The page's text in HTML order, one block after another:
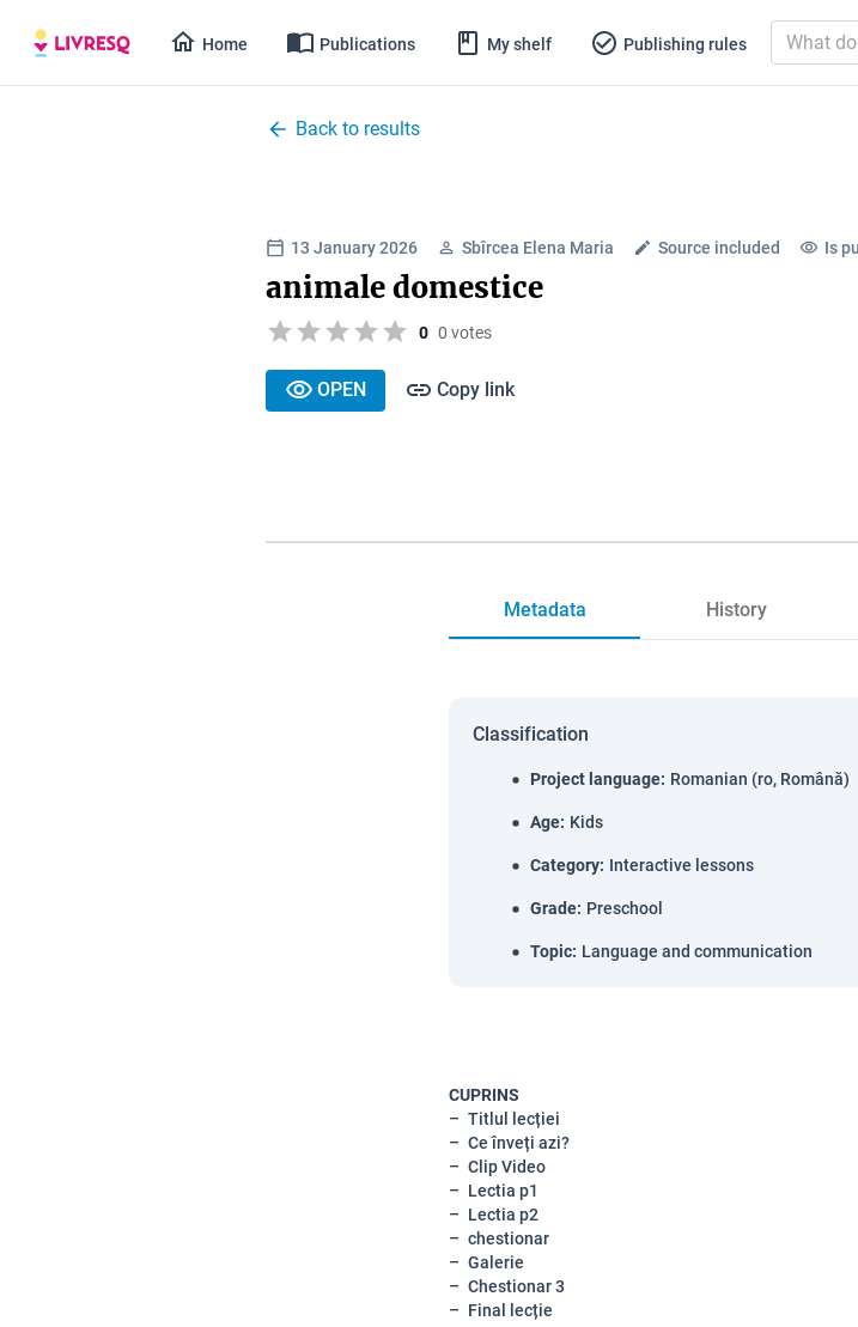
Home Publications My shelf Publishing rules
Back to results
13 January 2026 Sbîrcea Elena Maria Source included Is
animale domestice
0 0 votes
OPEN Copy link
Metadata History
Classification
Project language: Romanian (ro, Română)
Age: Kids
Category: Interactive lessons
Grade: Preschool
Topic: Language and communication
CUPRINS
Titlul lecției
Ce înveți azi?
Clip Video
Lectia p1
Lectia p2
chestionar
Galerie
Chestionar 3
Final lecție